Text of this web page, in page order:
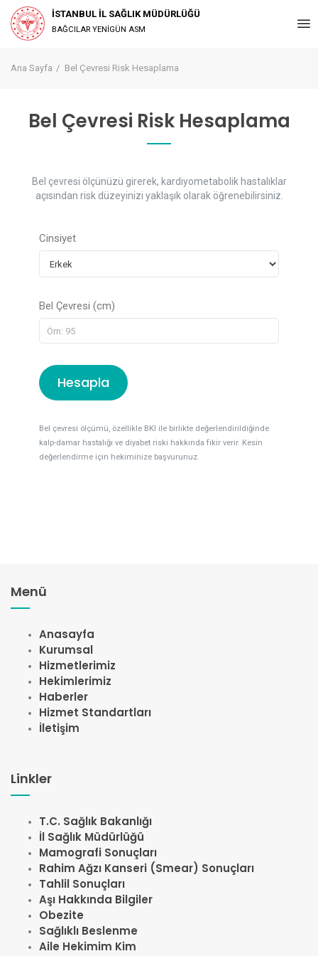
İSTANBUL İL SAĞLIK MÜDÜRLÜĞÜ
BAĞCILAR YENİGÜN ASM
Ana Sayfa Bel Çevresi Risk Hesaplama
Bel Çevresi Risk Hesaplama
Bel çevresi ölçünüzü girerek, kardiyometabolik hastalıklar
açısından risk düzeyinizi yaklaşık olarak öğrenebilirsiniz.
Cinsiyet
Bel Çevresi (cm)
Hesapla
Bel çevresi ölçümü, özellikle BKI ile birlikte değerlendirildiğinde
kalp-damar hastalığı ve diyabet riski hakkında fikir verir. Kesin
değerlendirme için hekiminize başvurunuz.
Menü
Anasayfa
Kurumsal
Hizmetlerimiz
Hekimlerimiz
Haberler
Hizmet Standartları
İletişim
Linkler
T.C. Sağlık Bakanlığı
İl Sağlık Müdürlüğü
Mamografi Sonuçları
Rahim Ağzı Kanseri (Smear) Sonuçları
Tahlil Sonuçları
Aşı Hakkında Bilgiler
Obezite
Sağlıklı Beslenme
Aile Hekimim Kim